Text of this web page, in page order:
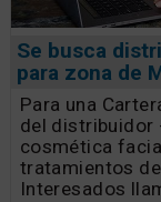
Se busca
para zona de
Para una
del distribuidor
cosmética
tratamientos
Interesados